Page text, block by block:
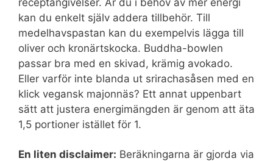
receptangivelser. Är du i behov av mer energi
kan du enkelt själv addera tillbehör. Till
medelhavspastan kan du exempelvis lägga till
oliver och kronärtskocka. Buddha-bowlen
passar bra med en skivad, krämig avokado.
Eller varför inte blanda ut srirachasåsen med en
klick vegansk majonnäs? Ett annat uppenbart
sätt att justera energimängden är genom att äta
1,5 portioner istället för 1.
En liten disclaimer: Beräkningarna är gjorda via